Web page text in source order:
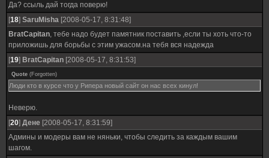
Да? ссыль дай тогда поверю!
[18] SaruMisha [2008-05-17, 8:31:48]
BratCapitan, тебе надо будет памятник поставить ,если ты хоть что-то
приложишь для борьбы с этим ужасом.на тебя вся надежда
[19] BratCapitan [2008-05-17, 8:31:53]
Quote (Forgotten)
Люди кто в курсе что у Рипера новый сайт он нас всех кинул!
Неверю.
[20] Дене [2008-05-17, 8:31:59]
Админы и модеры вам не няньки, чтобы следить за каждым вашим
шагом.